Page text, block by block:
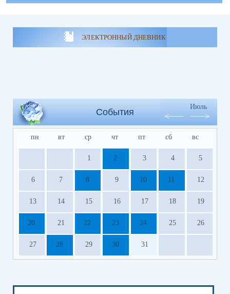
ЭЛЕКТРОННЫЙ ДНЕВНИК
События
Июль
пн вт ср чт пт сб вс
1 2 3 4 5
6 7 8 9 10 11 12
13 14 15 16 17 18 19
20 21 22 23 24 25 26
27 28 29 30 31